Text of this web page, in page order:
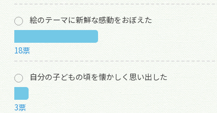
絵のテーマに新鮮な感動をおぼえた
18票
自分の子どもの頃を懐かしく思い出した
3票